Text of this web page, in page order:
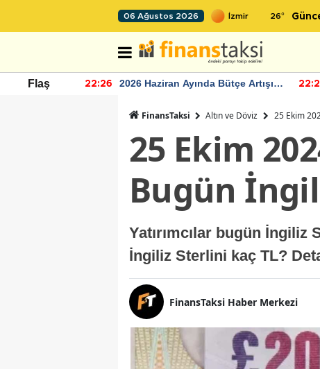
06 Ağustos 2026 26°
Flaş 22:26
2026 Haziran Ayında Bütçe Artışı
22:24
FinansTaksi Altın ve Döviz 25 Ekim
25 Ekim
Bugün
Yatırımcılar bugün
İngiliz Sterlini kaç TL?
FinansTaksi Haber Merkezi